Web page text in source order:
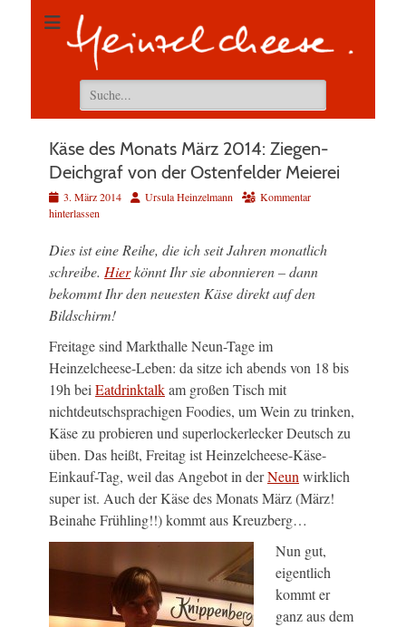
Suchen
nach:
Käse des Monats März 2014: Ziegen-
Deichgraf von der Ostenfelder Meierei
Veröffentlicht
am
3. März 2014 AutorUrsula Heinzelmann
Kommentar
hinterlassen
Dies ist eine Reihe, die ich seit Jahren monatlich
schreibe. Hierkönnt Ihr sie abonnieren – dann
bekommt Ihr den neuesten Käse direkt auf den
Bildschirm!
Freitage sind Markthalle Neun-Tage im
Heinzelcheese-Leben: da sitze ich abends von 18 bis
19h beiEatdrinktalkam großen Tisch mit
nichtdeutschsprachigen Foodies, um Wein zu trinken,
Käse zu probieren und superlockerlecker Deutsch zu
üben. Das heißt, Freitag ist Heinzelcheese-Käse-
Einkauf-Tag, weil das Angebot in derNeunwirklich
super ist. Auch der Käse des Monats März (März!
Beinahe Frühling!!) kommt aus Kreuzberg…
Nun gut,
eigentlich
kommt er
ganz aus dem